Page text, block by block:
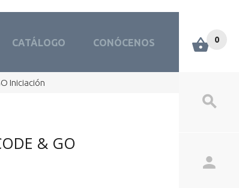
0
CATÁLOGO CONÓCENOS
Iniciación
& GO